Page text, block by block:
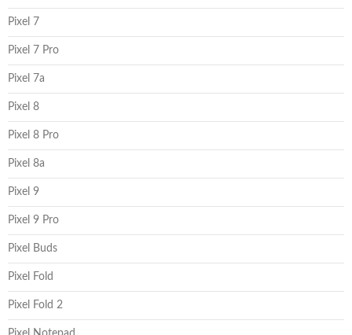
Pixel 7
Pixel 7 Pro
Pixel 7a
Pixel 8
Pixel 8 Pro
Pixel 8a
Pixel 9
Pixel 9 Pro
Pixel Buds
Pixel Fold
Pixel Fold 2